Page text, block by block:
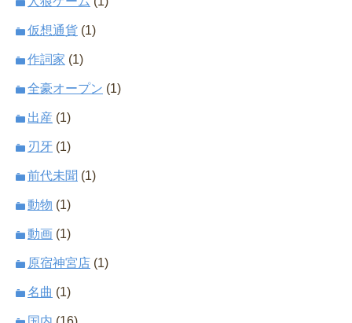
仮想通貨 (1)
作詞家 (1)
全豪オープン (1)
出産 (1)
刃牙 (1)
前代未聞 (1)
動物 (1)
動画 (1)
原宿神宮店 (1)
名曲 (1)